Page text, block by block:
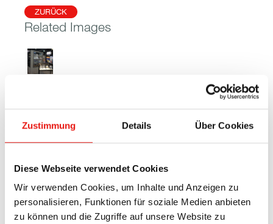
Zustimmung Details Über Cookies
Diese Webseite verwendet Cookies
Wir verwenden Cookies, um Inhalte und Anzeigen zu
personalisieren, Funktionen für soziale Medien anbieten
zu können und die Zugriffe auf unsere Website zu
ZURÜCK
Related Images